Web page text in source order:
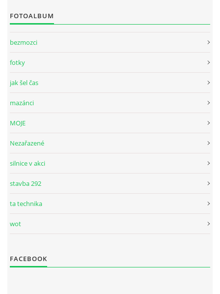
FOTOALBUM
bezmozci
fotky
jak šel čas
mazánci
MOJE
Nezařazené
silnice v akci
stavba 292
ta technika
wot
FACEBOOK